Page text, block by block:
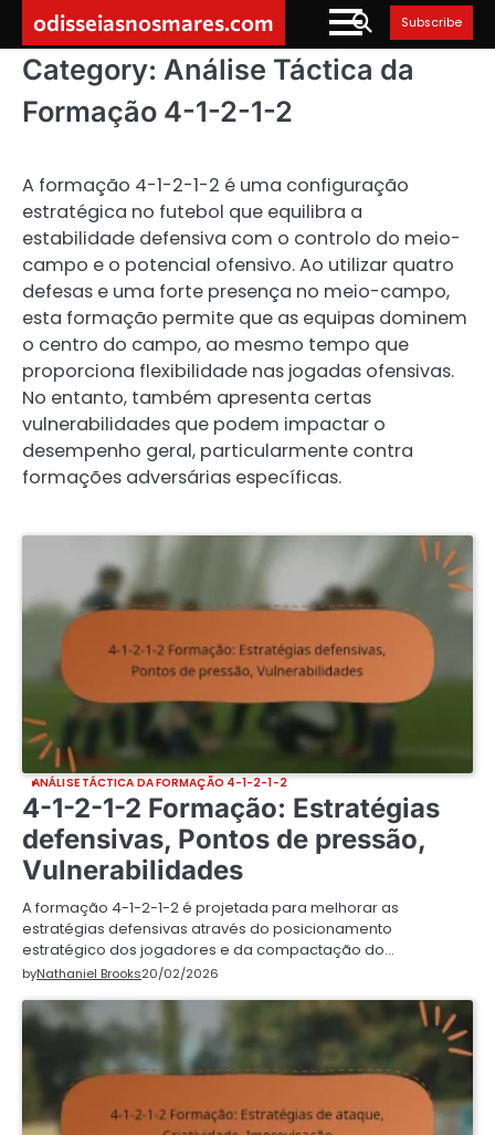
content
odisseiasnosmares.com Subscribe
Category: Análise Táctica da
Formação 4-1-2-1-2
A formação 4-1-2-1-2 é uma configuração
estratégica no futebol que equilibra a
estabilidade defensiva com o controlo do meio-
campo e o potencial ofensivo. Ao utilizar quatro
defesas e uma forte presença no meio-campo,
esta formação permite que as equipas dominem
o centro do campo, ao mesmo tempo que
proporciona flexibilidade nas jogadas ofensivas.
No entanto, também apresenta certas
vulnerabilidades que podem impactar o
desempenho geral, particularmente contra
formações adversárias específicas.
ANÁLISE TÁCTICA DA FORMAÇÃO 4-1-2-1-2
4-1-2-1-2 Formação: Estratégias
defensivas, Pontos de pressão,
Vulnerabilidades
A formação 4-1-2-1-2 é projetada para melhorar as
estratégias defensivas através do posicionamento
estratégico dos jogadores e da compactação do…
byNathaniel Brooks20/02/2026